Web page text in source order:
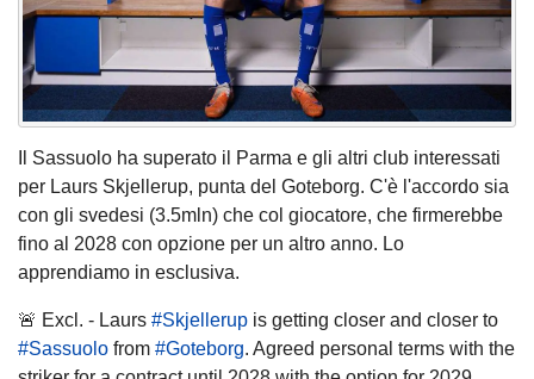
Il Sassuolo ha superato il Parma e gli altri club interessati
per Laurs Skjellerup, punta del Goteborg. C'è l'accordo sia
con gli svedesi (3.5mln) che col giocatore, che firmerebbe
fino al 2028 con opzione per un altro anno. Lo
apprendiamo in esclusiva.
🚨 Excl. - Laurs #Skjellerup is getting closer and closer to
#Sassuolo from #Goteborg. Agreed personal terms with the